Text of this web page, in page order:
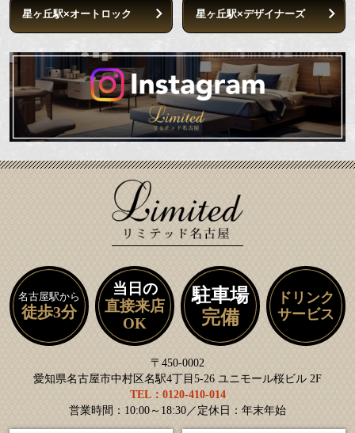
星ヶ丘駅×オートロック 星ヶ丘駅×デザイナーズ
名古屋駅から
徒歩3分
当日の
直接来店
OK
駐車場
完備
ドリンク
サービス
〒450-0002
愛知県名古屋市中村区名駅4丁目5-26 ユニモール桜ビル 2F
TEL：0120-410-014
営業時間：10:00～18:30／定休日：年末年始